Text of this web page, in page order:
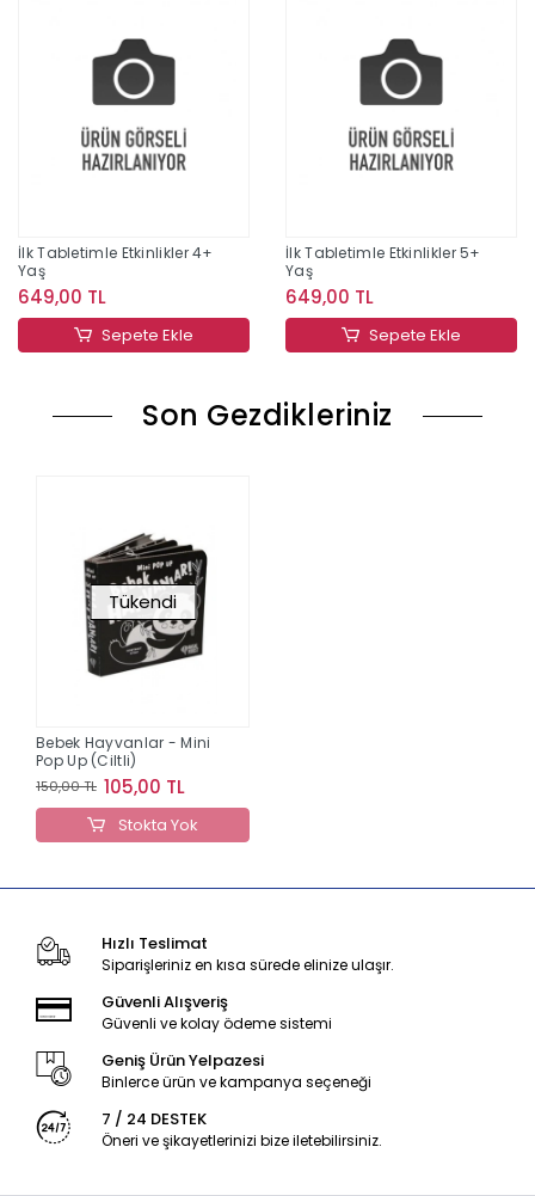
İlk Tabletimle Etkinlikler 4+
Yaş
649,00 TL
Sepete Ekle
İlk Tabletimle Etkinlikler 5+
Yaş
649,00 TL
Sepete Ekle
Son Gezdikleriniz
Tükendi
Bebek Hayvanlar - Mini
Pop Up (Ciltli)
150,00 TL 105,00 TL
Stokta Yok
Hızlı Teslimat
Siparişleriniz en kısa sürede elinize ulaşır.
Güvenli Alışveriş
Güvenli ve kolay ödeme sistemi
Geniş Ürün Yelpazesi
Binlerce ürün ve kampanya seçeneği
7 / 24 DESTEK
Öneri ve şikayetlerinizi bize iletebilirsiniz.